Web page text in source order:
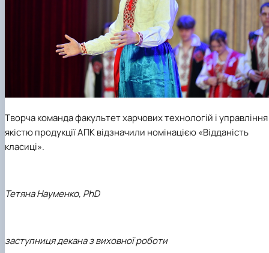
Творча команда факультет харчових технологій і управління
якістю продукції АПК відзначили номінацією «Відданість
класиці».
Тетяна Науменко, PhD
заступниця декана з виховної роботи